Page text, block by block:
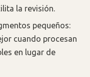
la revisión.
pequeños:
cuando procesan
en lugar de